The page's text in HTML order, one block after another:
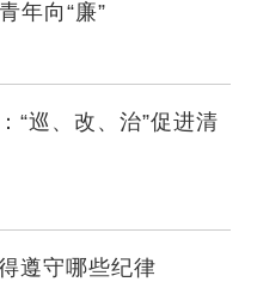
年向“廉”
“巡、改、治”促进清
遵守哪些纪律